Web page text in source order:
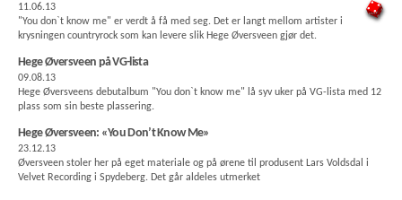
11.06.13
"You don`t know me" er verdt å få med seg. Det er langt mellom artister i
krysningen countryrock som kan levere slik Hege Øversveen gjør det.
Hege Øversveen på VG-lista
09.08.13
Hege Øversveens debutalbum "You don`t know me" lå syv uker på VG-lista med 12
plass som sin beste plassering.
Hege Øversveen: «You Don’t Know Me»
23.12.13
Øversveen stoler her på eget materiale og på ørene til produsent Lars Voldsdal i
Velvet Recording i Spydeberg. Det går aldeles utmerket